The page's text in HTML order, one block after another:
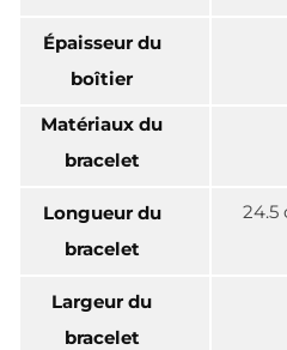
Épaisseur du
boîtier
Matériaux du
bracelet
Longueur du
bracelet
24.5
Largeur du
bracelet